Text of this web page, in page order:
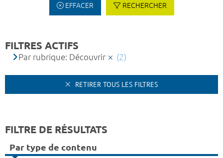
EFFACER RECHERCHER
FILTRES ACTIFS
Par rubrique: Découvrir (2)
RETIRER TOUS LES FILTRES
FILTRE DE RÉSULTATS
Par type de contenu